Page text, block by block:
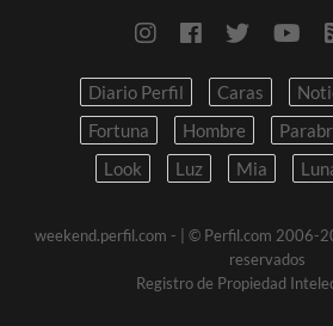
Diario Perfil Caras
Fortuna
Hombre
Look
Luz Mia
weekend.perfil.com -
| © Perfil.com 2006-
reservados
Registro de Propiedad